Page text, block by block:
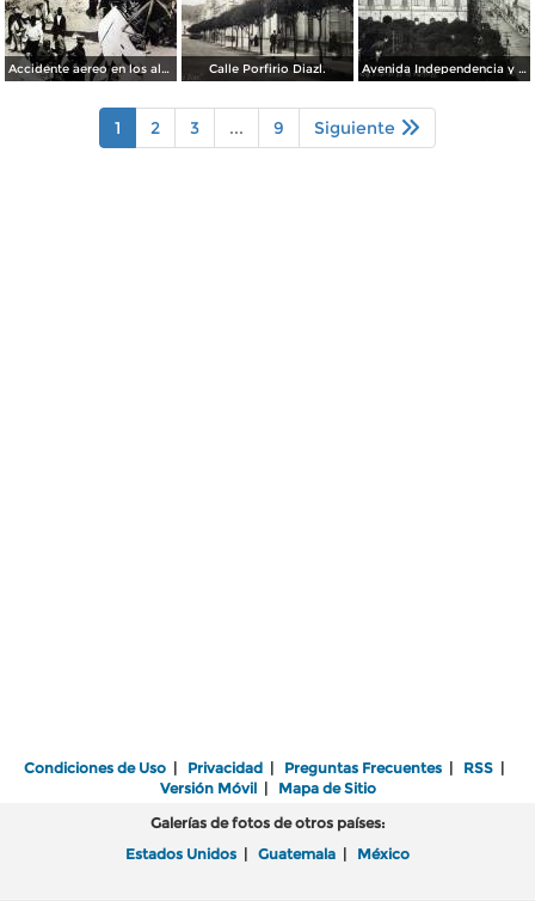
Accidente aereo en los alrededores de Toluca acaecido el dia 28 de Marzo de 1928 Muriendo 3 Americanos. Calle Porfirio Diazl. Avenida Independencia y Jardin de Los martires.
1 2 3 ... 9 Siguiente
Condiciones de Uso | Privacidad | Preguntas Frecuentes | RSS |
Versión Móvil| Mapa de Sitio
Galerías de fotos de otros países:
Estados Unidos | Guatemala | México